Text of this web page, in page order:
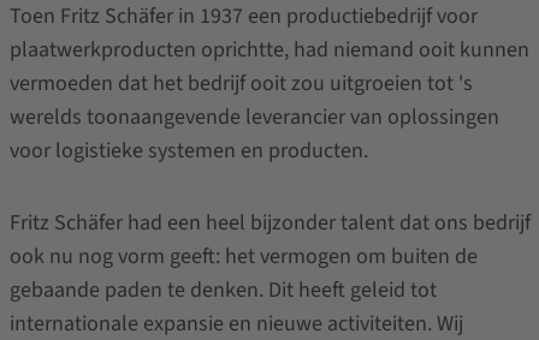
Toen Fritz Schäfer in 1937 een productiebedrijf voor
plaatwerkproducten oprichtte, had niemand ooit kunnen
vermoeden dat het bedrijf ooit zou uitgroeien tot 's
werelds toonaangevende leverancier van oplossingen
voor logistieke systemen en producten.
Fritz Schäfer had een heel bijzonder talent dat ons bedrijf
ook nu nog vorm geeft: het vermogen om buiten de
gebaande paden te denken. Dit heeft geleid tot
internationale expansie en nieuwe activiteiten. Wij